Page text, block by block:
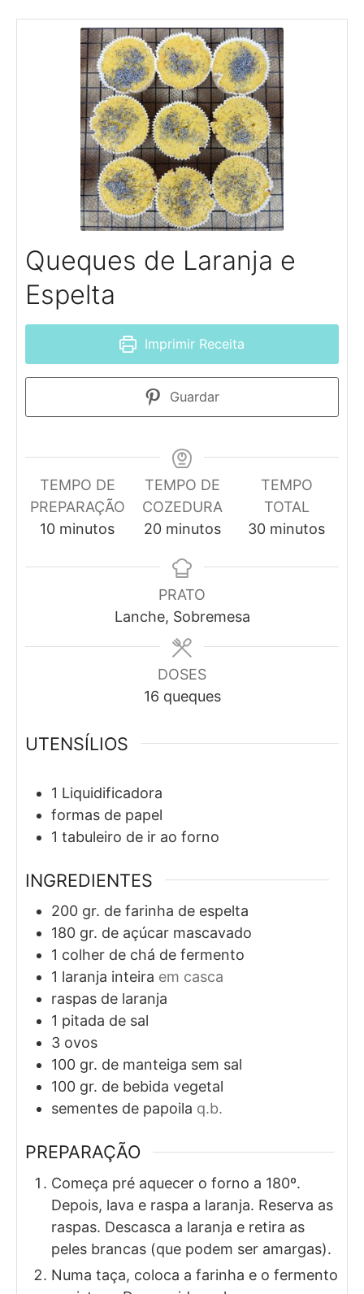
Queques de Laranja e
Espelta
Imprimir Receita
Guardar
TEMPO DE
PREPARAÇÃO
10minutos
minutos
TEMPO DE
COZEDURA
20minutos
minutos
TEMPO
TOTAL
30minutos
minutos
PRATO
Lanche, Sobremesa
DOSES
16 queques
UTENSÍLIOS
1 Liquidificadora
formas de papel
1 tabuleiro de ir ao forno
INGREDIENTES
200 gr. de farinha de espelta
180 gr. de açúcar mascavado
1 colher de chá de fermento
1 laranja inteira em casca
raspas de laranja
1 pitada de sal
3 ovos
100 gr. de manteiga sem sal
100 gr. de bebida vegetal
sementes de papoila q.b.
PREPARAÇÃO
Começa pré aquecer o forno a 180º.
Depois, lava e raspa a laranja. Reserva as
raspas. Descasca a laranja e retira as
peles brancas (que podem ser amargas).
Numa taça, coloca a farinha e o fermento